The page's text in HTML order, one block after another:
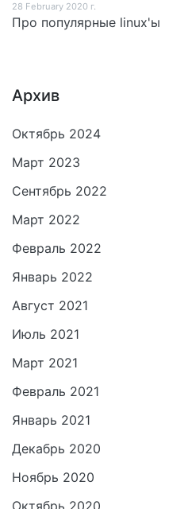
28 February 2020 г.
Про популярные linux'ы
Архив
Октябрь 2024
Март 2023
Сентябрь 2022
Март 2022
Февраль 2022
Январь 2022
Август 2021
Июль 2021
Март 2021
Февраль 2021
Январь 2021
Декабрь 2020
Ноябрь 2020